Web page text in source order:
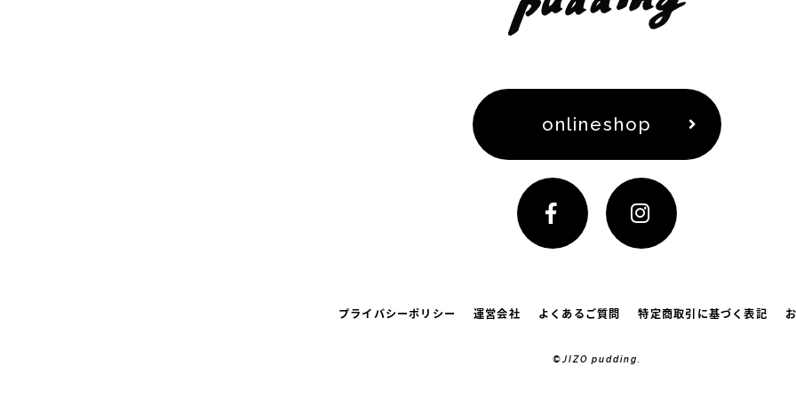
onlineshop
プライバシーポリシー 運営会社 よくあるご質問 特定商取引に基づく表記
©JIZO pudding.